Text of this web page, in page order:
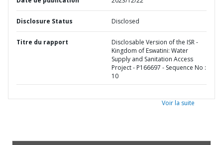
Disclosure Status Disclosed
Titre du rapport
Disclosable Version of the ISR -
Kingdom of Eswatini: Water
Supply and Sanitation Access
Project - P166697 - Sequence No :
10
Voir la suite